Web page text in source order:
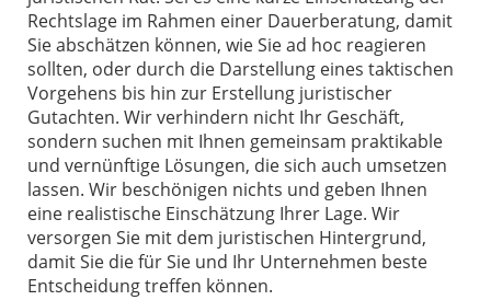
Rechtslage im Rahmen einer Dauerberatung, damit
Sie abschätzen können, wie Sie ad hoc reagieren
sollten, oder durch die Darstellung eines taktischen
Vorgehens bis hin zur Erstellung juristischer
Gutachten. Wir verhindern nicht Ihr Geschäft,
sondern suchen mit Ihnen gemeinsam praktikable
und vernünftige Lösungen, die sich auch umsetzen
lassen. Wir beschönigen nichts und geben Ihnen
eine realistische Einschätzung Ihrer Lage. Wir
versorgen Sie mit dem juristischen Hintergrund,
damit Sie die für Sie und Ihr Unternehmen beste
Entscheidung treffen können.